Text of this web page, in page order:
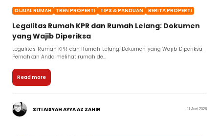
DIJUAL RUMAH TREN PROPERTI TIPS & PANDUAN BERITA PROPERTI
Legalitas Rumah KPR dan Rumah Lelang: Dokumen
yang Wajib Diperiksa
Legalitas Rumah KPR dan Rumah Lelang: Dokumen yang Wajib Diperiksa -
Pernahkah Anda melihat rumah de...
Read more
SITI AISYAH AYYA AZ ZAHIR 11 Juni 2026